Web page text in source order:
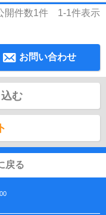
...
開件数1件 1-1件表示
お問い合わせ
む
戻る